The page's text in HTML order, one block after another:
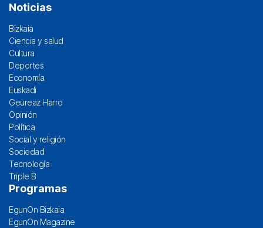
Noticias
Bizkaia
Ciencia y salud
Cultura
Deportes
Economía
Euskadi
Geureaz Harro
Opinión
Política
Social y religión
Sociedad
Tecnología
Triple B
Programas
EgunOn Bizkaia
EgunOn Magazine